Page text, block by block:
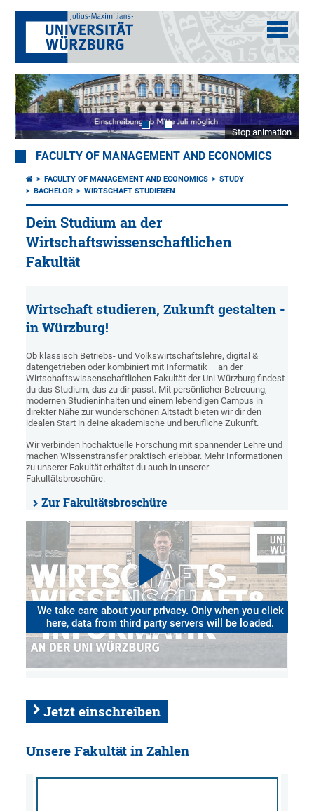
Stop animation
FACULTY OF MANAGEMENT AND ECONOMICS
FACULTY OF MANAGEMENT AND ECONOMICS
STUDY
BACHELOR
WIRTSCHAFT STUDIEREN
Dein Studium an der
Wirtschaftswissenschaftlichen
Fakultät
Wirtschaft studieren, Zukunft gestalten -
in Würzburg!
Ob klassisch Betriebs- und Volkswirtschaftslehre, digital &
datengetrieben oder kombiniert mit Informatik – an der
Wirtschaftswissenschaftlichen Fakultät der Uni Würzburg findest
du das Studium, das zu dir passt. Mit persönlicher Betreuung,
modernen Studieninhalten und einem lebendigen Campus in
direkter Nähe zur wunderschönen Altstadt bieten wir dir den
idealen Start in deine akademische und berufliche Zukunft.
Wir verbinden hochaktuelle Forschung mit spannender Lehre und
machen Wissenstransfer praktisch erlebbar. Mehr Informationen
zu unserer Fakultät erhältst du auch in unserer
Fakultätsbroschüre.
Zur Fakultätsbroschüre
We take care about your privacy. Only when you click
here, data from third party servers will be loaded.
Jetzt einschreiben
Unsere Fakultät in Zahlen